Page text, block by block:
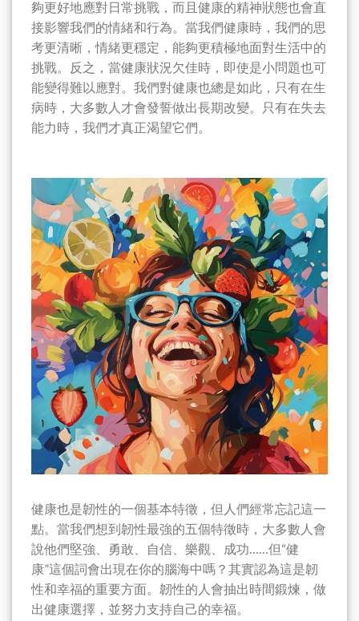
夠更好地應對日常挑戰，而且健康的精神狀態也會直
接影響我們的情緒和行為。當我們健康時，我們的思
考更清晰，情緒更穩定，能夠更積極地面對生活中的
挑戰。反之，當健康狀況欠佳時，即使是小問題也可
能變得難以應對。我們對健康也總是如此，只有在生
病時，大多數人才會發誓做出長期改變。只有在失去
能力時，我們才真正渴望它們。
健康也是韌性的一個基本特徵，但人們經常忘記這一
點。當我們想到韌性最強的五個特徵時，大多數人會
說他們堅強、勇敢、自信、樂觀、成功……但“健
康”這個詞會出現在你的腦海中嗎？其實認為這是韌
性和幸福的重要方面。韌性的人會抽出時間鍛煉，做
出健康選擇，並努力支持自己的幸福。